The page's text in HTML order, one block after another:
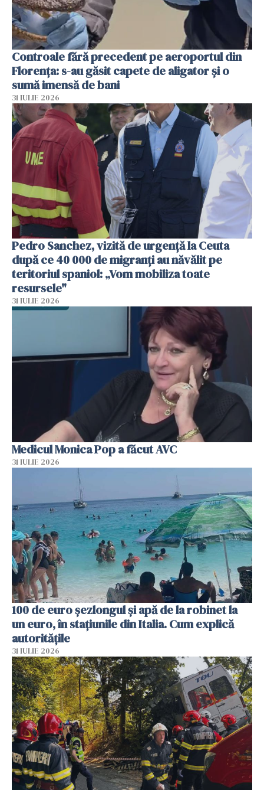
Controale fără precedent pe aeroportul din
Florența: s-au găsit capete de aligator și o
sumă imensă de bani
31 IULIE 2026
Pedro Sanchez, vizită de urgență la Ceuta
după ce 40 000 de migranți au năvălit pe
teritoriul spaniol: „Vom mobiliza toate
resursele"
31 IULIE 2026
Medicul Monica Pop a făcut AVC
31 IULIE 2026
100 de euro șezlongul și apă de la robinet la
un euro, în stațiunile din Italia. Cum explică
autoritățile
31 IULIE 2026